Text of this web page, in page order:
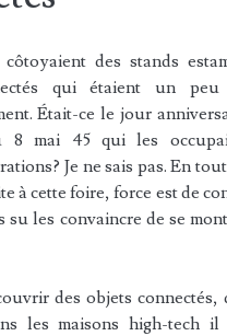
des stands
qui étaient un peu
Était-ce le jour
8 mai 45 qui les
Je ne sais pas. En
à cette foire, force est de
su les convaincre de se
des objets connectés,
les maisons high-tech